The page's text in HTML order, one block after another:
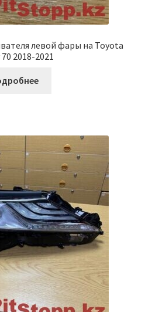
левой фары на Toyota
2018-2021